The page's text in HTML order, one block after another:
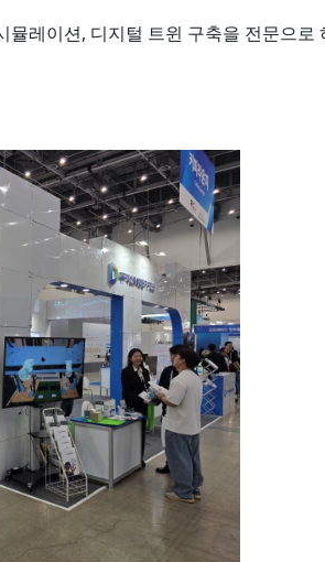
레이션, 디지털 트윈 구축을 전문으